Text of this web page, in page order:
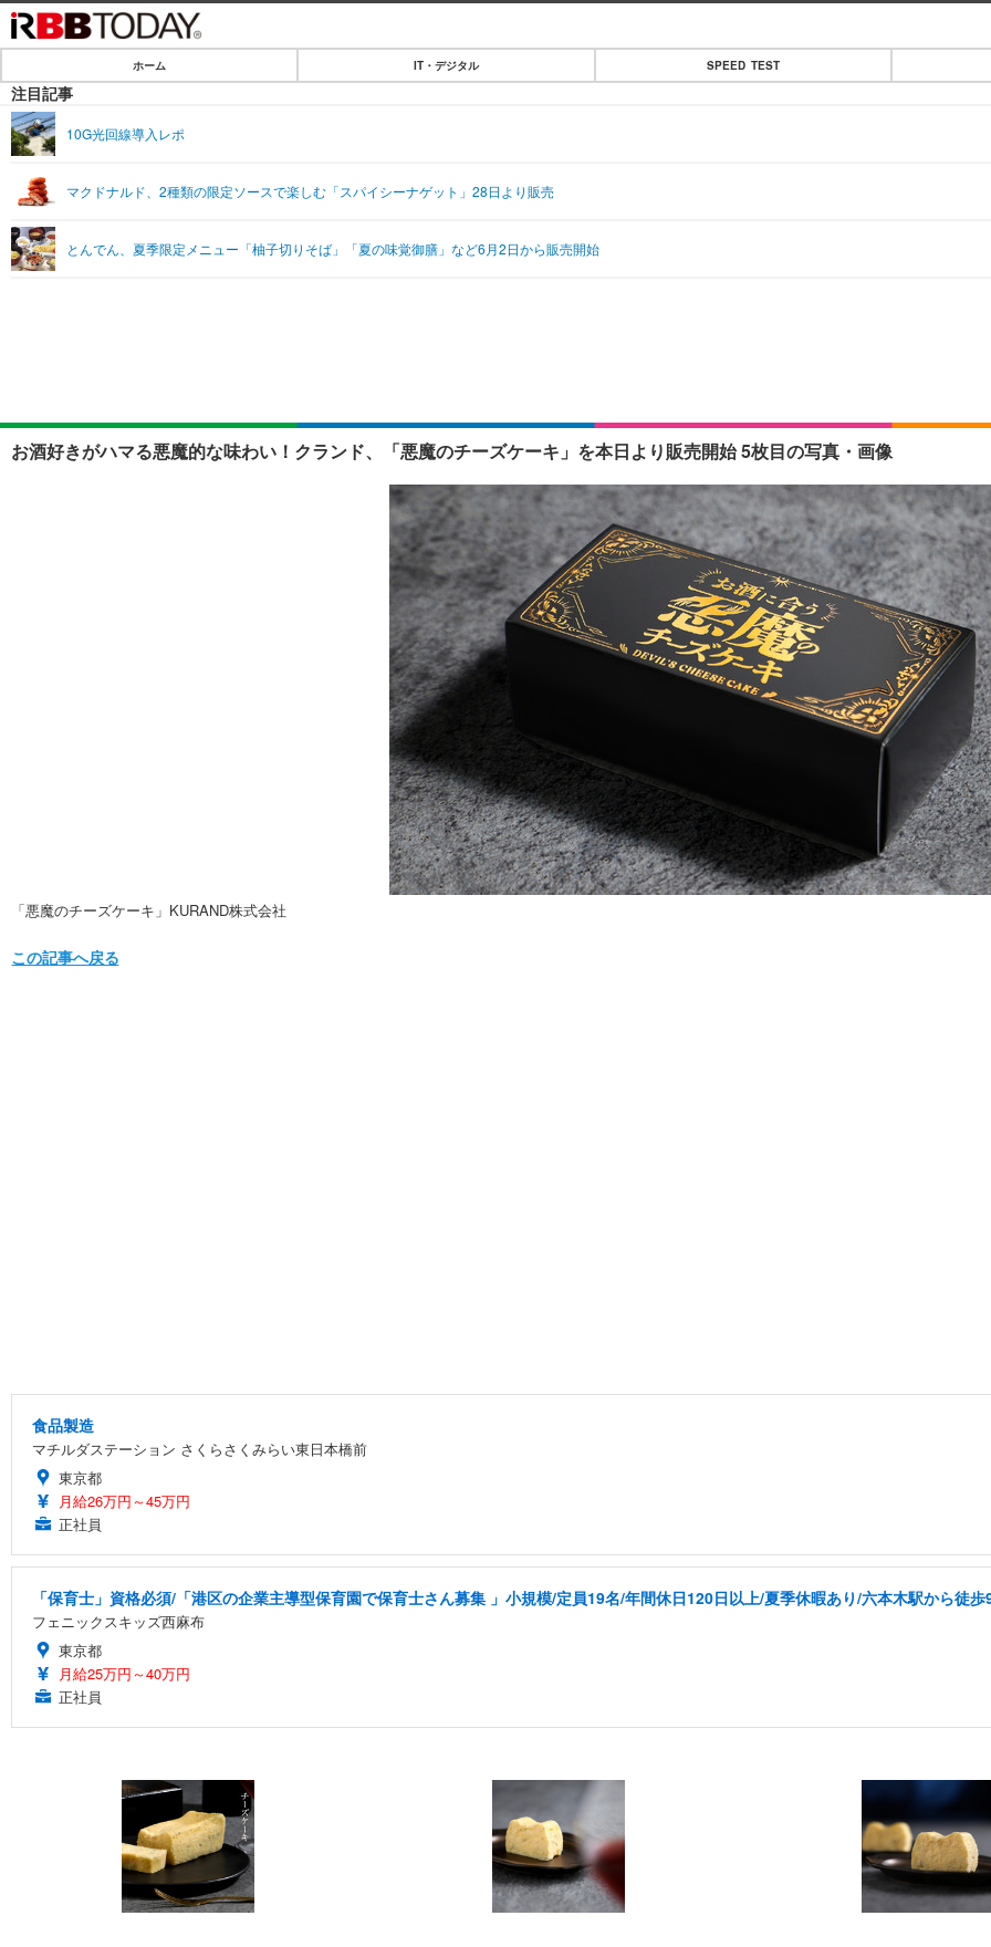
IT・デジタル
ショッピング
エンタメTOP
ショッピング
ライフ
ホーム IT・デジタル SPEED TEST
注目記事
10G光回線導入レポ
マクドナルド、2種類の限定ソースで楽しむ「スパイシーナゲット」28日より販売
とんでん、夏季限定メニュー「柚子切りそば」「夏の味覚御膳」など6月2日から販売開始
お酒好きがハマる悪魔的な味わい！クランド、「悪魔のチーズケーキ」を本日より販売開始 5枚目の写真・画像
「悪魔のチーズケーキ」KURAND株式会社
この記事へ戻る
食品製造
マチルダステーション さくらさくみらい東日本橋前
東京都
月給26万円～45万円
正社員
「保育士」資格必須/「港区の企業主導型保育園で保育士さん募集 」小規模/定員19名/年間休日120日以上/夏季休暇あり/六本木駅から徒歩
フェニックスキッズ西麻布
東京都
月給25万円～40万円
正社員